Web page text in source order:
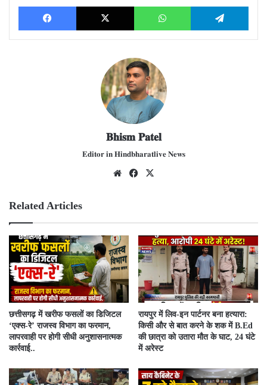
Facebook X WhatsApp
𝐁𝐡𝐢𝐬𝐦 𝐏𝐚𝐭𝐞𝐥
𝐄𝐝𝐢𝐭𝐨𝐫 𝐢𝐧 𝐇𝐢𝐧𝐝𝐛𝐡𝐚𝐫𝐚𝐭𝐥𝐢𝐯𝐞 𝐍𝐞𝐰𝐬
We
Fac
Related Articles
​छत्तीसगढ़ में खरीफ फसलों का डिजिटल
‘एक्स-रे’ राजस्व विभाग का फरमान,
लापरवाही पर होगी सीधी अनुशासनात्मक
कार्रवाई..
रायपुर में लिव-इन पार्टनर बना हत्यारा:
किसी और से बात करने के शक में B.Ed
की छात्रा को उतारा मौत के घाट, 24 घंटे
में अरेस्ट